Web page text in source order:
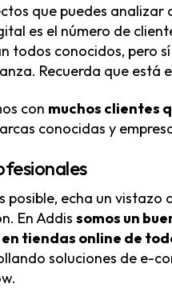
que puedes
es el número de
todos conocidos, pero
Recuerda que está
con muchos clientes
conocidas y
posible, echa un
En Addis somos un
tiendas online de
soluciones de e-